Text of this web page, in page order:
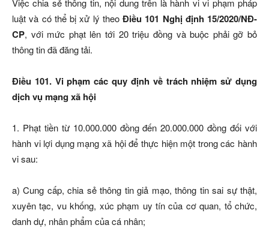
luật và có thể bị xử lý theo Điều 101 Nghị định 15/2020/NĐ-
CP, với mức phạt lên tới 20 triệu đồng và buộc phải gỡ bỏ
thông tin đã đăng tải.
Điều 101. Vi phạm các quy định về trách nhiệm sử dụng
dịch vụ mạng xã hội
1. Phạt tiền từ 10.000.000 đồng đến 20.000.000 đồng đối với
hành vi lợi dụng mạng xã hội để thực hiện một trong các hành
vi sau:
a) Cung cấp, chia sẻ thông tin giả mạo, thông tin sai sự thật,
xuyên tạc, vu khống, xúc phạm uy tín của cơ quan, tổ chức,
danh dự, nhân phẩm của cá nhân;